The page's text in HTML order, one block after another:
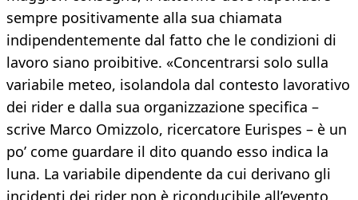
sempre positivamente alla sua chiamata
indipendentemente dal fatto che le condizioni di
lavoro siano proibitive. «Concentrarsi solo sulla
variabile meteo, isolandola dal contesto lavorativo
dei rider e dalla sua organizzazione specifica –
scrive Marco Omizzolo, ricercatore Eurispes – è un
po’ come guardare il dito quando esso indica la
luna. La variabile dipendente da cui derivano gli
incidenti dei rider non è riconducibile all’evento